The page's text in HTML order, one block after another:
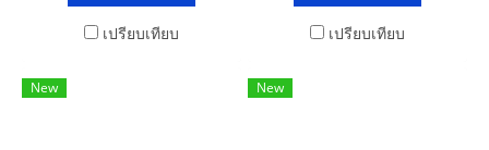
เปรียบเทียบ เปรียบเทียบ
New New